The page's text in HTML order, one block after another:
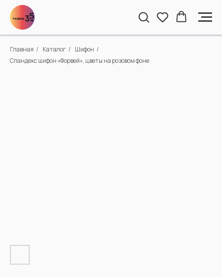
Главная / Каталог / Шифон /
Спандекс шифон «Форвей», цветы на розовом фоне